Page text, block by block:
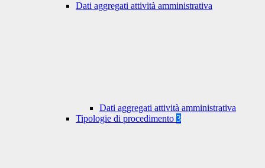
Dati aggregati attività amministrativa
Dati aggregati attività amministrativa
Tipologie di procedimento 3